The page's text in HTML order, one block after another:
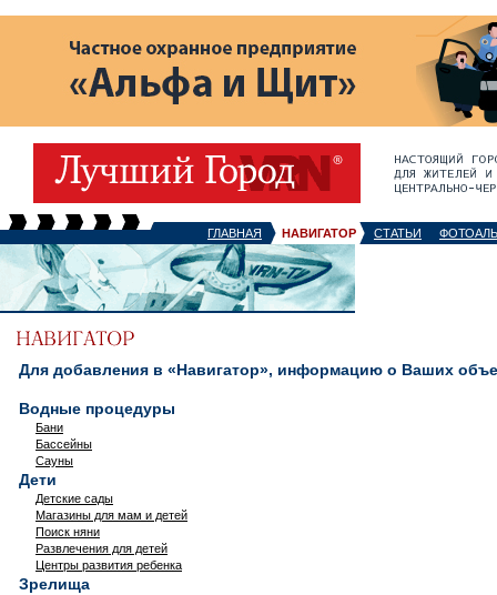
ГЛАВНАЯ НАВИГАТОР СТАТЬИ
Для добавления в «Навигатор», информацию о Ваших
Водные процедуры
Бани
Бассейны
Сауны
Дети
Детские сады
Магазины для мам и детей
Поиск няни
Развлечения для детей
Центры развития ребенка
Зрелища